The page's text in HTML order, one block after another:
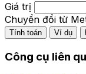
Giá trị
Chuyển đổi từ
Tính toán Ví dụ
Công cụ liên